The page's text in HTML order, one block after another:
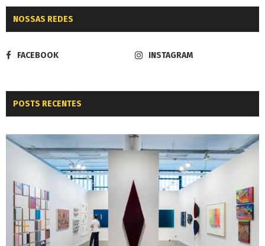
NOSSAS REDES
FACEBOOK INSTAGRAM
POSTS RECENTES